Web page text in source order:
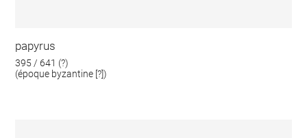
papyrus
395 / 641 (?)
(époque byzantine [?])